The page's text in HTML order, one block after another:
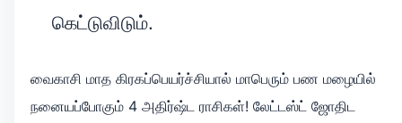
கெட்டுவிடும்.
வைகாசி மாத கிரகப்பெயர்ச்சியால் மாபெரும் பண மழையில்
நனையப்போகும் 4 அதிர்ஷ்ட ராசிகள்! லேட்டஸ்ட் ஜோதிட